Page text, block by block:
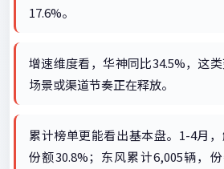
17.6%。
增速维度看，华神同比34.5%，这
场景或渠道节奏正在释放。
累计榜单更能看出基本盘。1-4月，
份额30.8%；东风累计6,005辆，